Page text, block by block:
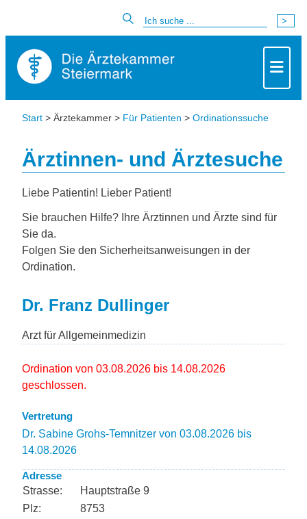
Start > Ärztekammer > Für Patienten > Ordinationssuche
Ärztinnen- und Ärztesuche
Liebe Patientin! Lieber Patient!
Sie brauchen Hilfe? Ihre Ärztinnen und Ärzte sind für
Sie da.
Folgen Sie den Sicherheitsanweisungen in der
Ordination.
Dr. Franz Dullinger
Arzt für Allgemeinmedizin
Ordination von 03.08.2026 bis 14.08.2026
geschlossen.
Vertretung
Dr. Sabine Grohs-Temnitzer von 03.08.2026 bis
14.08.2026
Adresse
Strasse:
Hauptstraße 9
Plz:
8753